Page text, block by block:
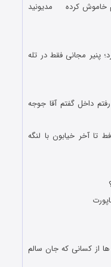
خاموش کرده مدیونید
ﭘﻨﯿﺮ ﻣﺠﺎﻧﯽ ﻓﻘﻂ ﺩﺭ ﺗﻠﻪ
ﺩﺍﺧﻞ ﮔﻔﺘﻢ آﻗﺎ ﺟﻮﺟﻪ
ﺗﺎ ﺁﺧﺮ ﺧﯿﺎﺑﻮﻥ ﺑﺎ ﻟﻨﮕﻪ
ها از کسانی که جان سالم